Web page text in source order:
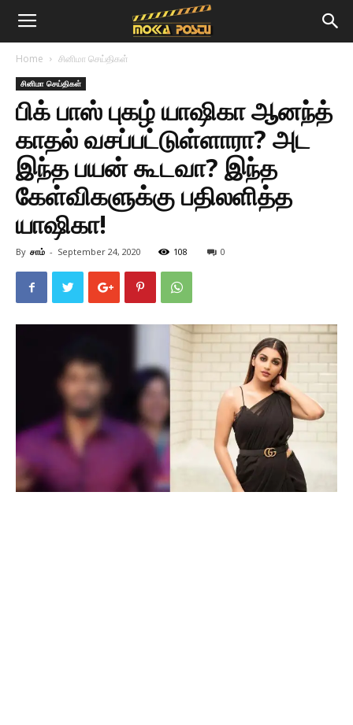
Home சினிமா செய்திகள்
சினிமா செய்திகள்
பிக் பாஸ் புகழ் யாஷிகா ஆனந்த்
காதல் வசப்பட்டுள்ளாரா? அட
இந்த பயன் கூடவா? இந்த
கேள்விகளுக்கு பதிலளித்த
யாஷிகா!
By சாம் - September 24, 2020 108 0